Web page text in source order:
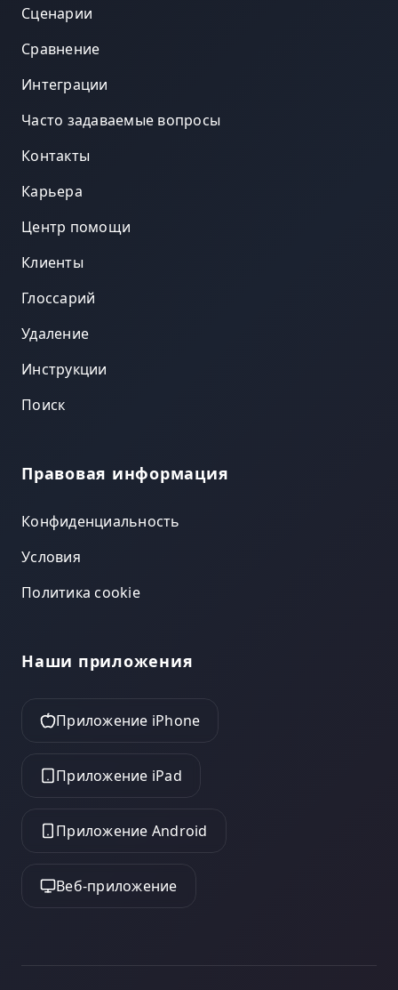
Сценарии
Сравнение
Интеграции
Часто задаваемые вопросы
Контакты
Карьера
Центр помощи
Клиенты
Глоссарий
Удаление
Инструкции
Поиск
Правовая информация
Конфиденциальность
Условия
Политика cookie
Наши приложения
Приложение iPhone
Приложение iPad
Приложение Android
Веб-приложение